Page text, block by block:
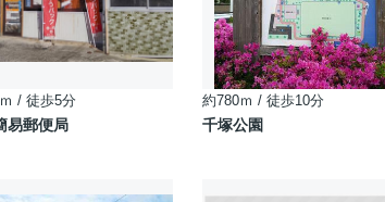
/ 徒歩5分
易郵便局
約780ｍ / 徒歩10分
千塚公園